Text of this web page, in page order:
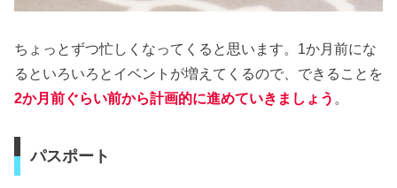
ちょっとずつ忙しくなってくると思います。1か月前にな
るといろいろとイベントが増えてくるので、できることを
2か月前ぐらい前から計画的に進めていきましょう 。
パスポート